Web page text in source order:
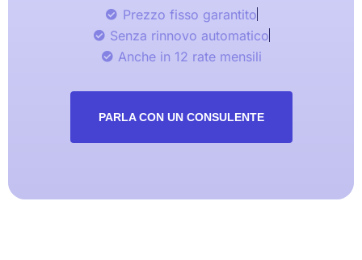
Prezzo fisso garantito
Senza rinnovo automatico
Anche in 12 rate mensili
PARLA CON UN CONSULENTE